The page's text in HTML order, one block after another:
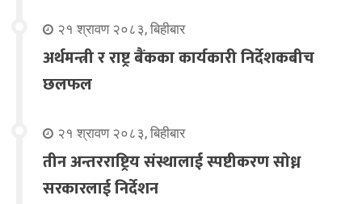
२१ श्रावण २०८३, बिहीबार
अर्थमन्त्री र राष्ट्र बैंकका कार्यकारी निर्देशकबीच
छलफल
२१ श्रावण २०८३, बिहीबार
तीन अन्तरराष्ट्रिय संस्थालाई स्पष्टीकरण सोध्न
सरकारलाई निर्देशन